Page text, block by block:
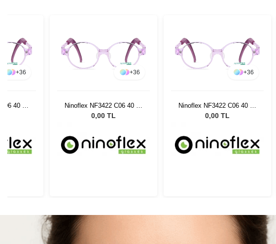
+36
40 14
+36
Ninoflex NF3422 C06 40 14
128
0,00 TL
+36
Ninoflex NF3422 C06 40 14
128
0,00 TL